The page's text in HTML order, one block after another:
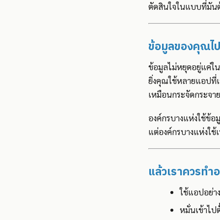
ตัดสินใจในแบบที่มัน
ข้อมูลของคุณไ
ข้อมูลไม่หยุดอยู่แค่ใ
ยิ่งคุณใช้หลายแอปที่
เหมือนกระจัดกระจ
องค์กรบางแห่งใช้ข้อ
แต่องค์กรบางแห่งใ
แล้วเราควรทำ
ใช้แอปอย่า
หมั่นเข้าไป